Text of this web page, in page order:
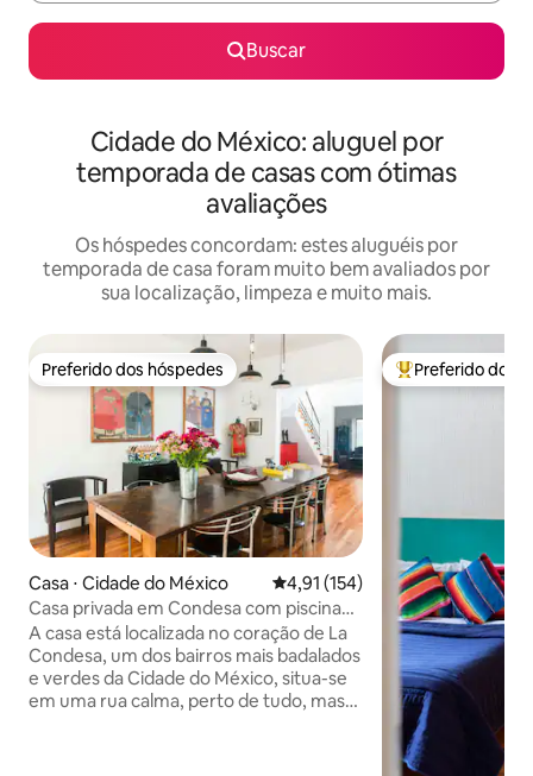
Buscar
Cidade do México: aluguel por
temporada de casas com ótimas
avaliações
Os hóspedes concordam: estes aluguéis por
temporada de casa foram muito bem avaliados por
sua localização, limpeza e muito mais.
Preferido dos hóspedes
Preferido dos hóspedes
Casa ⋅ Cidade do México 4,91 de uma avaliação média de
4,91 (154)
Casa privada em Condesa com piscina
em rua calma
A casa está localizada no coração de La
Condesa, um dos bairros mais badalados
e verdes da Cidade do México, situa-se
em uma rua calma, perto de tudo, mas
Entre os
Preferido dos